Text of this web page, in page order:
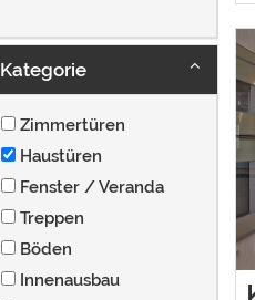
Kategorie
Zimmertüren
Haustüren
Fenster / Veranda
Treppen
Böden
Innenausbau